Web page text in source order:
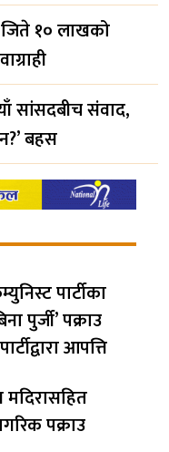
१० लाखको
सांसदबीच संवाद,
बहस
पार्टीका
पुर्जी’ पक्राउ
आपत्ति
पक्राउ